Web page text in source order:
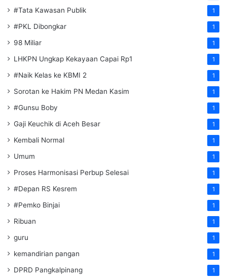
#Tata Kawasan Publik 1
#PKL Dibongkar 1
98 Miliar 1
LHKPN Ungkap Kekayaan Capai Rp1 1
#Naik Kelas ke KBMI 2 1
Sorotan ke Hakim PN Medan Kasim 1
#Gunsu Boby 1
Gaji Keuchik di Aceh Besar 1
Kembali Normal 1
Umum 1
Proses Harmonisasi Perbup Selesai 1
#Depan RS Kesrem 1
#Pemko Binjai 1
Ribuan 1
guru 1
kemandirian pangan 1
DPRD Pangkalpinang 1